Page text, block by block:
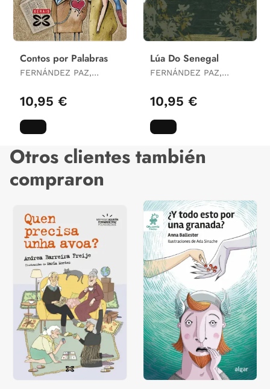
Contos por Palabras
FERNÁNDEZ PAZ,
10,95 €
Lúa Do Senegal
FERNÁNDEZ PAZ,
10,95 €
Otros clientes también
compraron